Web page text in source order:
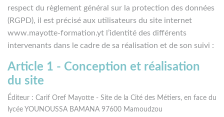
respect du règlement général sur la protection des données
(RGPD), il est précisé aux utilisateurs du site internet
www.mayotte-formation.yt l’identité des différents
intervenants dans le cadre de sa réalisation et de son suivi :
Article 1 - Conception et réalisation
du site
Éditeur : Carif Oref Mayotte - Site de la Cité des Métiers, en face du
lycée YOUNOUSSA BAMANA 97600 Mamoudzou